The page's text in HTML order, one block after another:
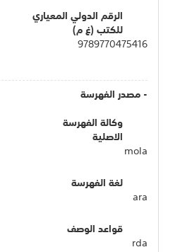
الرقم الدولي المعياري
للكتب (غ م)
9789770475416
- مصدر الفهرسة
وكالة الفهرسة
الاصلية
mola
لغة الفهرسة
ara
قواعد الوصف
rda